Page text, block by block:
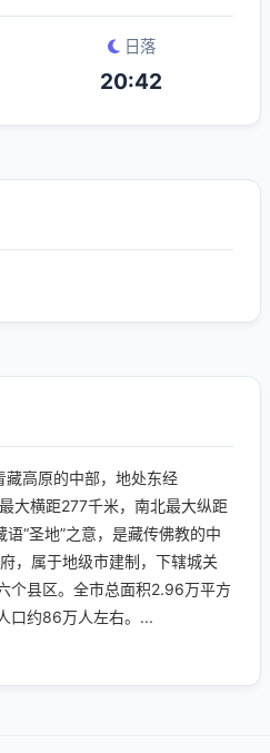
日落
20:42
高原的中部，地处东经
大横距277千米，南北最大纵距
“圣地”之意，是藏传佛教的中
，属于地级市建制，下辖城关
个县区。全市总面积2.96万平方
口约86万人左右。...